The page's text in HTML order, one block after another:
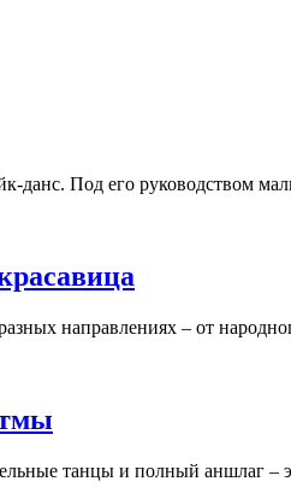
данс. Под его руководством
направлениях – от
танцы и полный аншлаг –